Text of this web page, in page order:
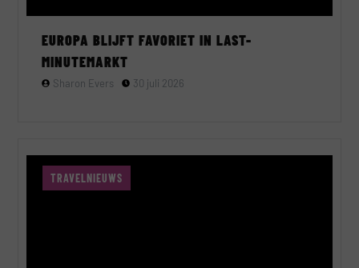
EUROPA BLIJFT FAVORIET IN LAST-
MINUTEMARKT
Sharon Evers 30 juli 2026
TRAVELNIEUWS